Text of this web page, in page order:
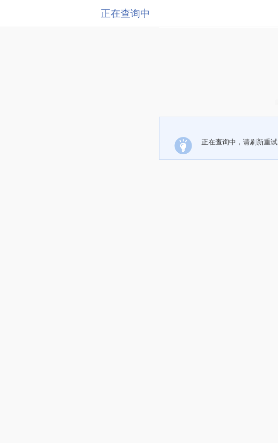
正在查询中
正在查询中，请刷新重试